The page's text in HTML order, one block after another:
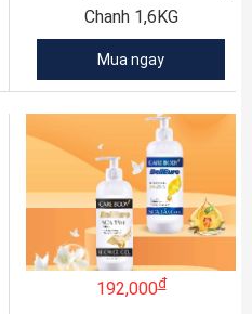
Chanh 1,6KG
Mua ngay
192,000đ